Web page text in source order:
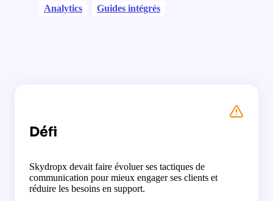
Analytics Guides intégrés
Défi
Skydropx devait faire évoluer ses tactiques de
communication pour mieux engager ses clients et
réduire les besoins en support.